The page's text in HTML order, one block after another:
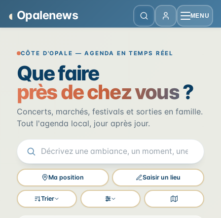
◐ Opalenews MENU
Opalenews — Événements de la
CÔTE D'OPALE — AGENDA EN TEMPS RÉEL
Que faire
près de chez vous?
Concerts, marchés, festivals et sorties en famille.
Tout l'agenda local, jour après jour.
Ma position Saisir un lieu
Trier Filtres Voir la carte